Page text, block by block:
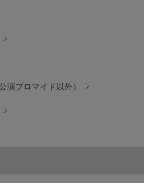
演ブロマイド以外）